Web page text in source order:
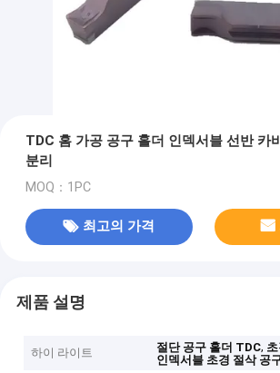
TDC 홈 가공 공구 홀더 인덱서블 선반 카
분리
MOQ：1PC
최고의 가격
제품 설명
하이 라이트 절단 공구 홀더 TDC,
인덱서블 초경 절삭 공